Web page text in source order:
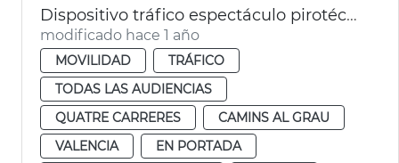
Dispositivo tráfico espectáculo pirotécnico Gran Fira
modificado hace 1 año
MOVILIDAD
TRÁFICO
TODAS LAS AUDIENCIAS
QUATRE CARRERES
CAMINS AL GRAU
VALENCIA
EN PORTADA